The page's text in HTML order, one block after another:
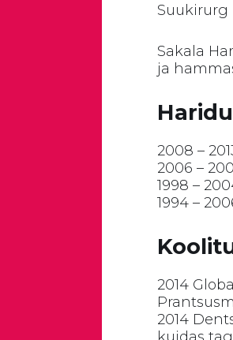
Suukirurg
Sakala
ja
2008 –
2006 –
1998 –
1994 –
2014
2014